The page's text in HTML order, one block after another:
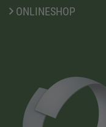
ONLINESHOP